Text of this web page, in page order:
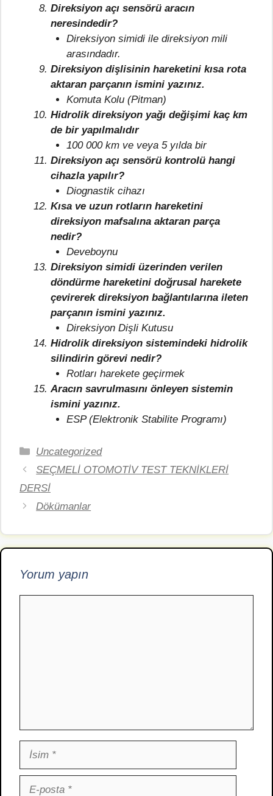
Direksiyon açı sensörü aracın
neresindedir?
Direksiyon simidi ile direksiyon mili
arasındadır.
Direksiyon dişlisinin hareketini kısa rota
aktaran parçanın ismini yazınız.
Komuta Kolu (Pitman)
Hidrolik direksiyon yağı değişimi kaç km
de bir yapılmalıdır
100 000 km ve veya 5 yılda bir
Direksiyon açı sensörü kontrolü hangi
cihazla yapılır?
Diognastik cihazı
Kısa ve uzun rotların hareketini
direksiyon mafsalına aktaran parça
nedir?
Deveboynu
Direksiyon simidi üzerinden verilen
döndürme hareketini doğrusal harekete
çevirerek direksiyon bağlantılarına ileten
parçanın ismini yazınız.
Direksiyon Dişli Kutusu
Hidrolik direksiyon sistemindeki hidrolik
silindirin görevi nedir?
Rotları harekete geçirmek
Aracın savrulmasını önleyen sistemin
ismini yazınız.
ESP (Elektronik Stabilite Programı)
Kategoriler
Uncategorized
SEÇMELİ OTOMOTİV TEST TEKNİKLERİ
DERSİ
Dökümanlar
Yorum yapın
İsim